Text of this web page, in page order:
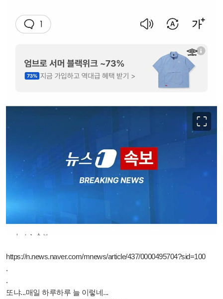
https://n.news.naver.com/mnews/article/437/0000495704?sid=100
.
.
또냐...매일 하루하루 늘 이렇네...